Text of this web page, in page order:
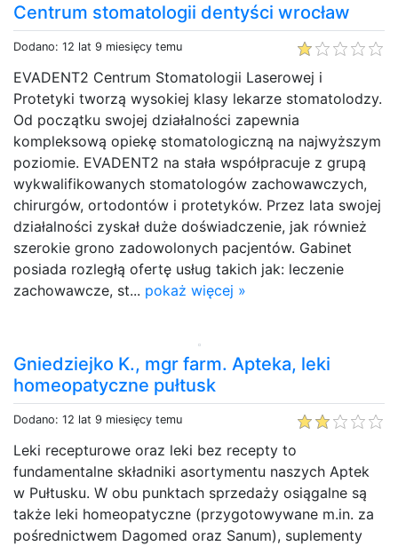
Centrum stomatologii dentyści wrocław
Dodano: 12 lat 9 miesięcy temu
EVADENT2 Centrum Stomatologii Laserowej i
Protetyki tworzą wysokiej klasy lekarze stomatolodzy.
Od początku swojej działalności zapewnia
kompleksową opiekę stomatologiczną na najwyższym
poziomie. EVADENT2 na stała współpracuje z grupą
wykwalifikowanych stomatologów zachowawczych,
chirurgów, ortodontów i protetyków. Przez lata swojej
działalności zyskał duże doświadczenie, jak również
szerokie grono zadowolonych pacjentów. Gabinet
posiada rozległą ofertę usług takich jak: leczenie
zachowawcze, st... pokaż więcej »
Gniedziejko K., mgr farm. Apteka, leki
homeopatyczne pułtusk
Dodano: 12 lat 9 miesięcy temu
Leki recepturowe oraz leki bez recepty to
fundamentalne składniki asortymentu naszych Aptek
w Pułtusku. W obu punktach sprzedaży osiągalne są
także leki homeopatyczne (przygotowywane m.in. za
pośrednictwem Dagomed oraz Sanum), suplementy